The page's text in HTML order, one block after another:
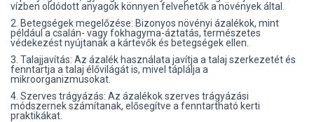
vízben oldódott anyagok könnyen felvehetők a növények által.
2. Betegségek megelőzése: Bizonyos növényi ázalékok, mint
például a csalán- vagy fokhagyma-áztatás, természetes
védekezést nyújtanak a kártevők és betegségek ellen.
3. Talajjavítás: Az ázalék használata javítja a talaj szerkezetét és
fenntartja a talaj élővilágát is, mivel táplálja a
mikroorganizmusokat.
4. Szerves trágyázás: Az ázalékok szerves trágyázási
módszernek számítanak, elősegítve a fenntartható kerti
praktikákat.